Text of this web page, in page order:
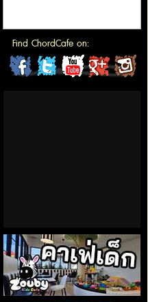
Find ChordCafe on:
ChordCafeChordCafeChordCafeChordCafe